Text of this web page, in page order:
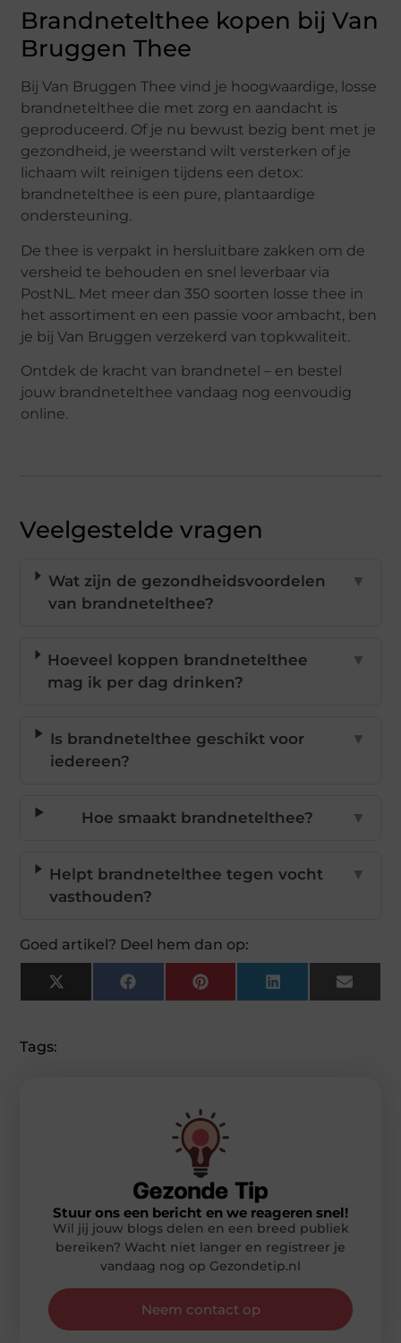
Brandnetelthee kopen bij Van
Bruggen Thee
Bij Van Bruggen Thee vind je hoogwaardige, losse
brandnetelthee die met zorg en aandacht is
geproduceerd. Of je nu bewust bezig bent met je
gezondheid, je weerstand wilt versterken of je
lichaam wilt reinigen tijdens een detox:
brandnetelthee is een pure, plantaardige
ondersteuning.
De thee is verpakt in hersluitbare zakken om de
versheid te behouden en snel leverbaar via
PostNL. Met meer dan 350 soorten losse thee in
het assortiment en een passie voor ambacht, ben
je bij Van Bruggen verzekerd van topkwaliteit.
Ontdek de kracht van brandnetel – en bestel
jouw brandnetelthee vandaag nog eenvoudig
online.
Veelgestelde vragen
Wat zijn de gezondheidsvoordelen
van brandnetelthee?
▼
Hoeveel koppen brandnetelthee
mag ik per dag drinken?
▼
Is brandnetelthee geschikt voor
iedereen?
▼
Hoe smaakt brandnetelthee? ▼
Helpt brandnetelthee tegen vocht
vasthouden?
▼
Goed artikel? Deel hem dan op:
X
(Twitter)
FacebookPinterestLinkedInEmail
Tags:
Stuur ons een bericht en we reageren snel!
Wil jij jouw blogs delen en een breed publiek
bereiken? Wacht niet langer en registreer je
vandaag nog op Gezondetip.nl
Neem contact op